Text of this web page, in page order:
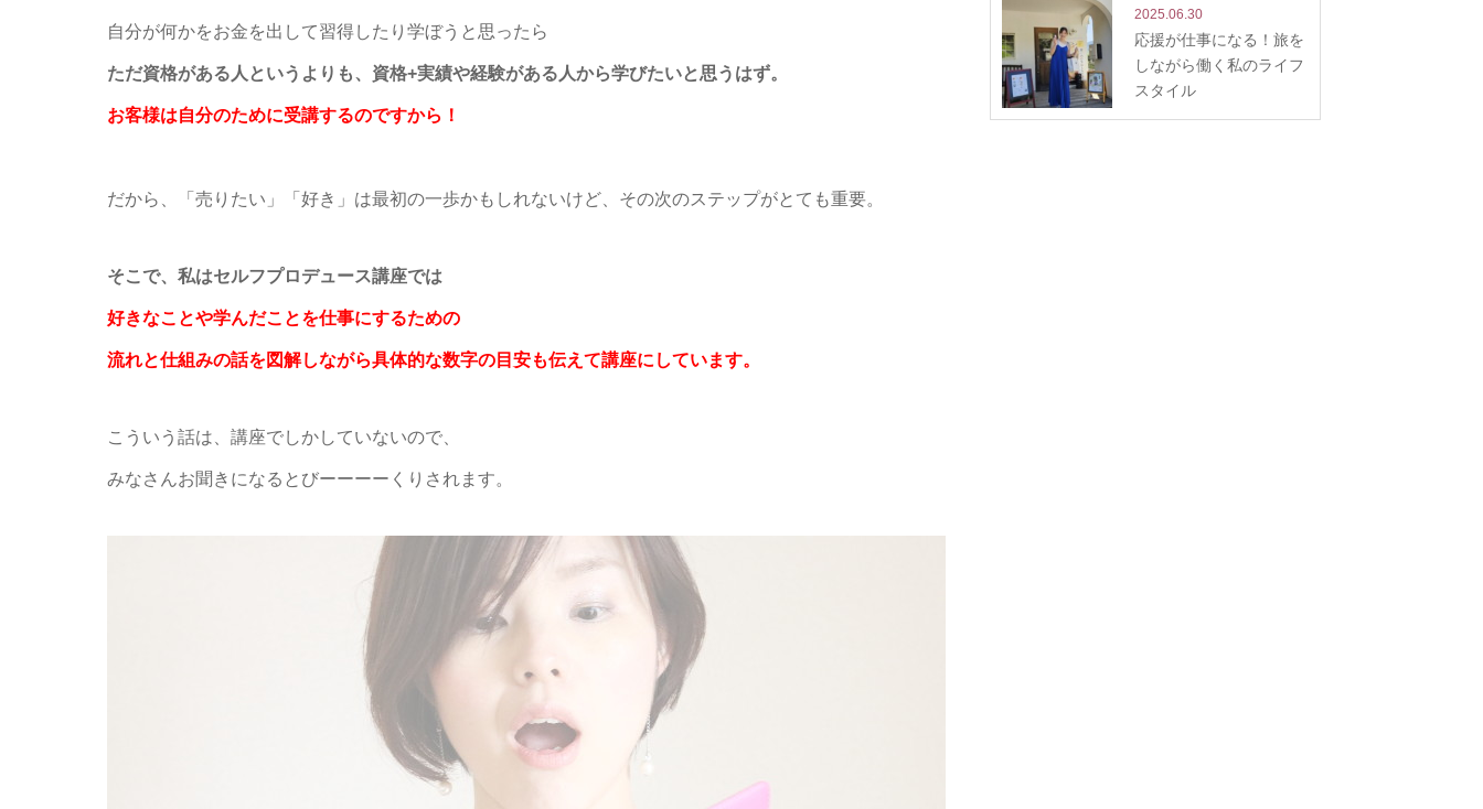
自分が何かをお金を出して習得したり学ぼうと思ったら
ただ資格がある人というよりも、資格+実績や経験がある人から学びたいと思うはず。
お客様は自分のために受講するのですから！
だから、「売りたい」「好き」は最初の一歩かもしれないけど、その次のステップがとても重要。
そこで、私はセルフプロデュース講座では
好きなことや学んだことを仕事にするための
流れと仕組みの話を図解しながら具体的な数字の目安も伝えて講座にしています。
こういう話は、講座でしかしていないので、
みなさんお聞きになるとびーーーーくりされます。
2025.06.30
応援が仕事になる！旅を
しながら働く私のライフ
スタイル